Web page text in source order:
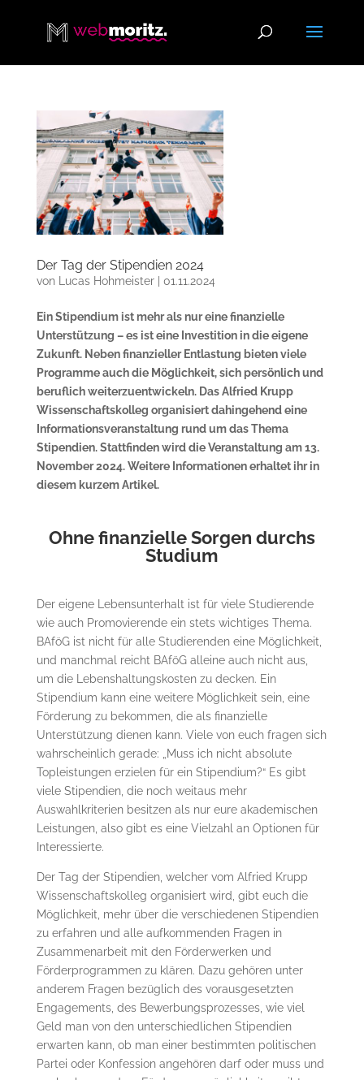
Der Tag der Stipendien 2024
von Lucas Hohmeister| 01.11.2024
Ein Stipendium ist mehr als nur eine finanzielle
Unterstützung – es ist eine Investition in die eigene
Zukunft. Neben finanzieller Entlastung bieten viele
Programme auch die Möglichkeit, sich persönlich und
beruflich weiterzuentwickeln. Das Alfried Krupp
Wissenschaftskolleg organisiert dahingehend eine
Informationsveranstaltung rund um das Thema
Stipendien. Stattfinden wird die Veranstaltung am 13.
November 2024. Weitere Informationen erhaltet ihr in
diesem kurzem Artikel.
Ohne finanzielle Sorgen durchs
Studium
Der eigene Lebensunterhalt ist für viele Studierende
wie auch Promovierende ein stets wichtiges Thema.
BAföG ist nicht für alle Studierenden eine Möglichkeit,
und manchmal reicht BAföG alleine auch nicht aus,
um die Lebenshaltungskosten zu decken. Ein
Stipendium kann eine weitere Möglichkeit sein, eine
Förderung zu bekommen, die als finanzielle
Unterstützung dienen kann. Viele von euch fragen sich
wahrscheinlich gerade: „Muss ich nicht absolute
Topleistungen erzielen für ein Stipendium?“ Es gibt
viele Stipendien, die noch weitaus mehr
Auswahlkriterien besitzen als nur eure akademischen
Leistungen, also gibt es eine Vielzahl an Optionen für
Interessierte.
Der Tag der Stipendien, welcher vom Alfried Krupp
Wissenschaftskolleg organisiert wird, gibt euch die
Möglichkeit, mehr über die verschiedenen Stipendien
zu erfahren und alle aufkommenden Fragen in
Zusammenarbeit mit den Förderwerken und
Förderprogrammen zu klären. Dazu gehören unter
anderem Fragen bezüglich des vorausgesetzten
Engagements, des Bewerbungsprozesses, wie viel
Geld man von den unterschiedlichen Stipendien
erwarten kann, ob man einer bestimmten politischen
Partei oder Konfession angehören darf oder muss und